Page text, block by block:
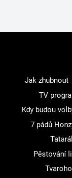
Jak zhubnout
TV
Kdy budou
7 pádů
Pěstování